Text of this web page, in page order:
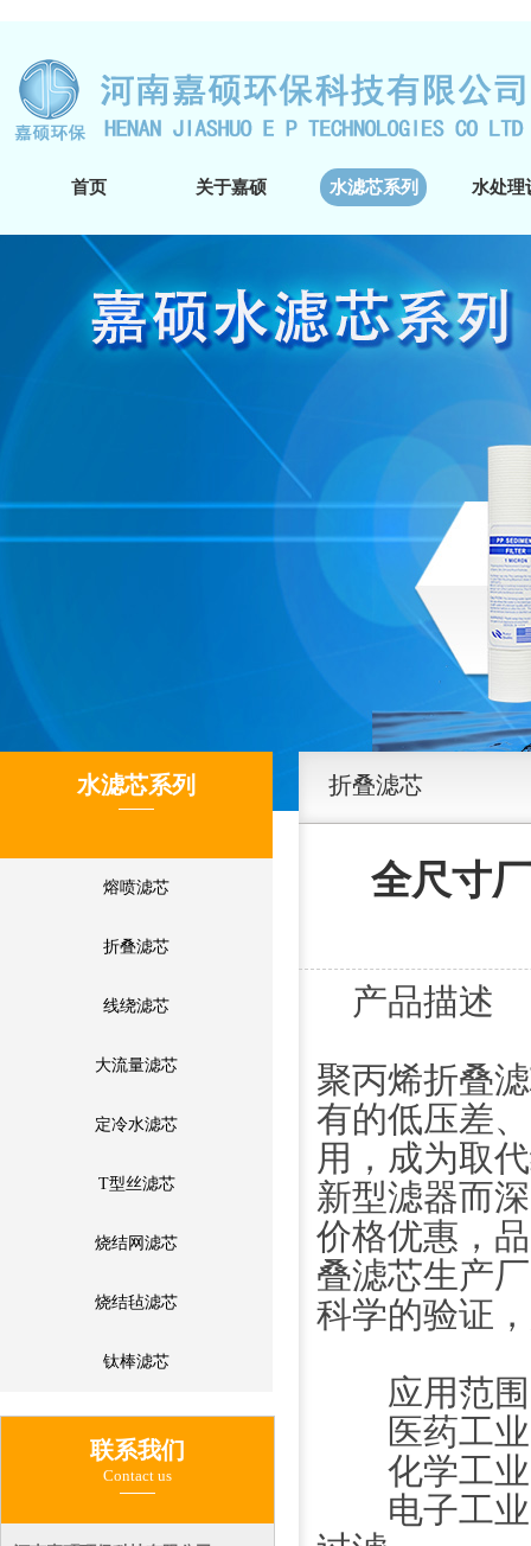
首页 关于嘉硕 水滤芯系列 水处理
水滤芯系列
熔喷滤芯
折叠滤芯
线绕滤芯
大流量滤芯
定冷水滤芯
T型丝滤芯
烧结网滤芯
烧结毡滤芯
钛棒滤芯
联系我们
Contact us
折叠滤芯
全尺寸
产品描述
聚丙烯折叠
有的低压差
用，成为取
新型滤器而
价格优惠，
叠滤芯生产
科学的验证
应用范围
医药工业
化学工业
电子工业